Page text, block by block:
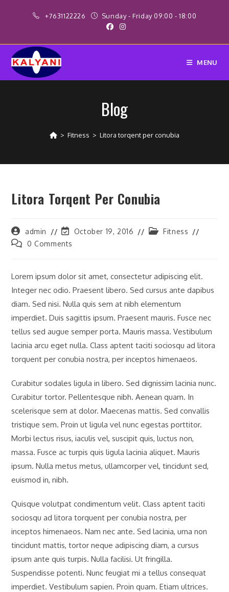
+7631122226 Sunday - Friday 09:00 - 18:00
MENU
Blog
> Fitness > Litora torqent per conubia
Litora Torqent Per Conubia
Post
author:
admin
Post
last
October 19, 2016
PostFitness
Post0 Comments
Lorem ipsum dolor sit amet, consectetur adipiscing elit.
Integer nec odio. Praesent libero. Sed cursus ante dapibus
diam. Sed nisi. Nulla quis sem at nibh elementum
imperdiet. Duis sagittis ipsum. Praesent mauris. Fusce nec
tellus sed augue semper porta. Mauris massa. Vestibulum
lacinia arcu eget nulla. Class aptent taciti sociosqu ad litora
torquent per conubia nostra, per inceptos himenaeos.
Curabitur sodales ligula in libero. Sed dignissim lacinia nunc.
Curabitur tortor. Pellentesque nibh. Aenean quam. In
scelerisque sem at dolor. Maecenas mattis. Sed convallis
tristique sem. Proin ut ligula vel nunc egestas porttitor.
Morbi lectus risus, iaculis vel, suscipit quis, luctus non,
massa. Fusce ac turpis quis ligula lacinia aliquet. Mauris
ipsum. Nulla metus metus, ullamcorper vel, tincidunt sed,
euismod in, nibh.
Quisque volutpat condimentum velit. Class aptent taciti
sociosqu ad litora torquent per conubia nostra, per
inceptos himenaeos. Nam nec ante. Sed lacinia, urna non
tincidunt mattis, tortor neque adipiscing diam, a cursus
ipsum ante quis turpis. Nulla facilisi. Ut fringilla.
Suspendisse potenti. Nunc feugiat mi a tellus consequat
imperdiet. Vestibulum sapien. Proin quam. Etiam ultrices.